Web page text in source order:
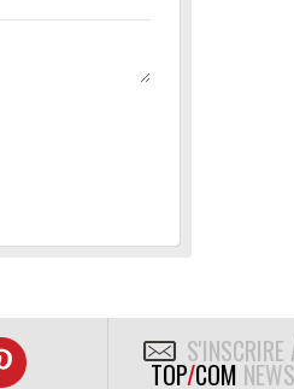
S'INSCRIRE
TOP/COM NEWS